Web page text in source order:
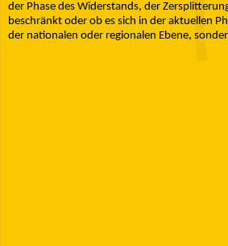
der Phase des Widerstands, der
beschränkt oder ob es sich in der aktuellen
der nationalen oder regionalen Ebene,